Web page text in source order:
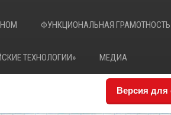
ФУНКЦИОНАЛЬНАЯ ГРАМОТНОСТЬ
ТЕХНОЛОГИИ» МЕДИА
Версия